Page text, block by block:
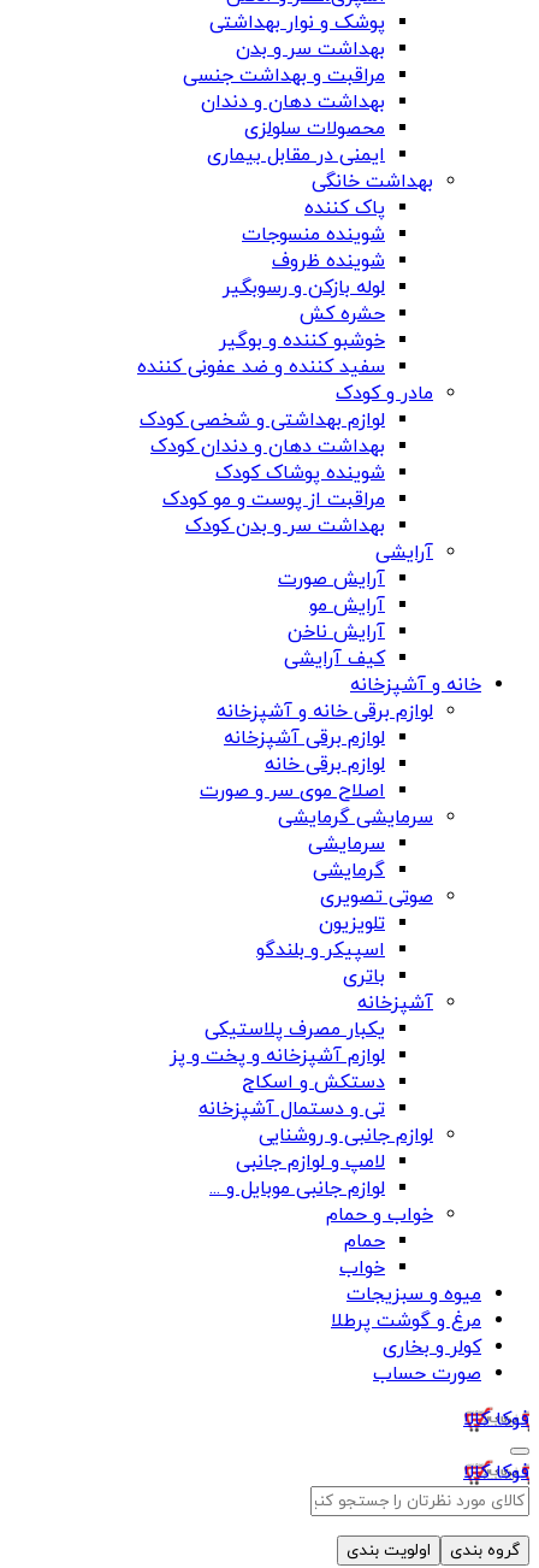
پوشک و نوار بهداشتی
بهداشت سر و بدن
مراقبت و بهداشت جنسی
بهداشت دهان و دندان
محصولات سلولزی
ایمنی در مقابل بیماری
بهداشت خانگی
پاک کننده
شوینده منسوجات
شوینده ظروف
لوله بازکن و رسوبگیر
حشره کش
خوشبو کننده و بوگیر
سفید کننده و ضد عفونی کننده
مادر و کودک
لوازم بهداشتی و شخصی کودک
بهداشت دهان و دندان کودک
شوینده پوشاک کودک
مراقبت از پوست و مو کودک
بهداشت سر و بدن کودک
آرایشی
آرایش صورت
آرایش مو
آرایش ناخن
کیف آرایشی
خانه و آشپزخانه
لوازم برقی خانه و آشپزخانه
لوازم برقی آشپزخانه
لوازم برقی خانه
اصلاح موی سر و صورت
سرمایشی گرمایشی
سرمایشی
گرمایشی
صوتی تصویری
تلویزیون
اسپیکر و بلندگو
باتری
آشپزخانه
یکبار مصرف پلاستیکی
لوازم آشپزخانه و پخت و پز
دستکش و اسکاج
تی و دستمال آشپزخانه
لوازم جانبی و روشنایی
لامپ و لوازم جانبی
لوازم جانبی موبایل و ...
خواب و حمام
حمام
خواب
میوه و سبزیجات
مرغ و گوشت پرطلا
کولر و بخاری
صورت حساب
فوکا کالا
فوکا کالا
گروه بندی اولویت بندی